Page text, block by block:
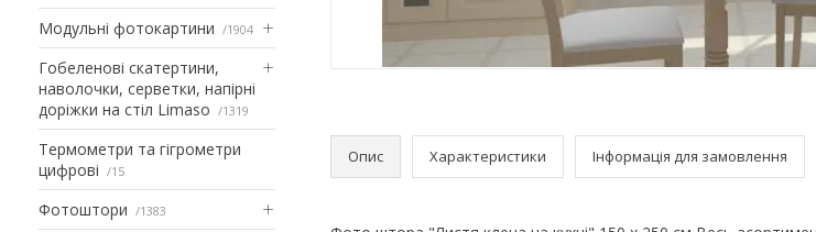
Модульні фотокартини 1904
Гобеленові скатертини,
наволочки, серветки, напірні
доріжки на стіл Limaso
1319
Термометри та гігрометри
цифрові
15
Фотоштори 1383
Опис Характеристики Інформація для замовлення